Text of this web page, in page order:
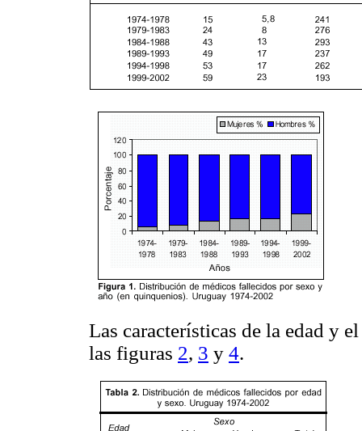
Las características de la edad y
las figuras 2, 3 y 4.